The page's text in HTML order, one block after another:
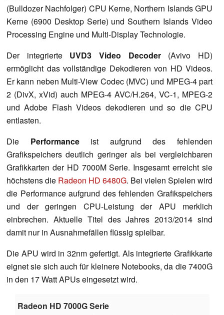
(Bulldozer Nachfolger) CPU Kerne, Northern Islands GPU
Kerne (6900 Desktop Serie) und Southern Islands Video
Processing Engine und Multi-Display Technologie.
Der integrierte UVD3 Video Decoder(Avivo HD)
ermöglicht das vollständige Dekodieren von HD Videos.
Er kann neben Multi-View Codec (MVC) und MPEG-4 part
2 (DivX, xVid) auch MPEG-4 AVC/H.264, VC-1, MPEG-2
und Adobe Flash Videos dekodieren und so die CPU
entlasten.
Die Performanceist aufgrund des fehlenden
Grafikspeichers deutlich geringer als bei vergleichbaren
Grafikkarten der HD 7000M Serie. Insgesamt erreicht sie
höchstens die Radeon HD 6480G. Bei vielen Spielen wird
die Performance aufgrund des fehlenden Grafikspeichers
und der geringen CPU-Leistung der APU merklich
einbrechen. Aktuelle Titel des Jahres 2013/2014 sind
damit nur in Ausnahmefällen flüssig spielbar.
Die APU wird in 32nm gefertigt. Als integrierte Grafikkarte
eignet sie sich auch für kleinere Notebooks, da die 7400G
in den 17 Watt APUs eingesetzt wird.
Radeon HD 7000G Serie